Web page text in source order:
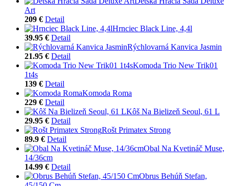
Art
209 € Detail
Hrnciec Black Line, 4,4l
39.95 € Detail
Rýchlovarná Kanvica Jasmin
21.95 € Detail
Komoda Trio New Trik01
1t4s
139 € Detail
Komoda Roma
229 € Detail
Kôš Na Bielizeň Seoul, 61 L
29.95 € Detail
Rošt Primatex Strong
89.9 € Detail
Obal Na Kvetináč Muse,
14/36cm
14.99 € Detail
Obrus Behúň Stefan,